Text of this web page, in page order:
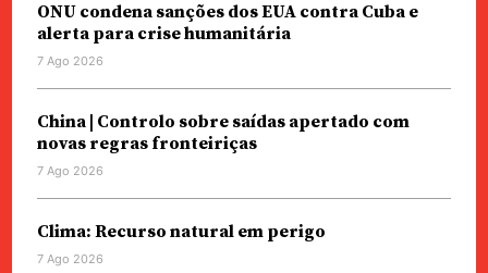
ONU condena sanções dos EUA contra Cuba e
alerta para crise humanitária
7 Ago 2026
China | Controlo sobre saídas apertado com
novas regras fronteiriças
7 Ago 2026
Clima: Recurso natural em perigo
7 Ago 2026